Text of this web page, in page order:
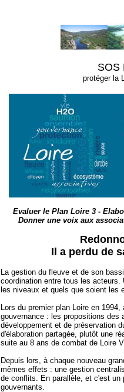
SOS
protéger la
Evaluer le Plan Loire 3 -
Donner une voix aux
Il a perdu de
La gestion du fleuve et de son
coordination entre tous les acteurs.
les niveaux et quels que soient les
Lors du premier plan Loire en
gouvernance : les propositions des
développement et de préservation
d'élaboration partagée, plutôt une
suite au 8 ans de combat de Loire
Depuis lors, à chaque nouveau
mêmes effets : une gestion
de conflits. En parallèle, et c'est un
gouvernants.